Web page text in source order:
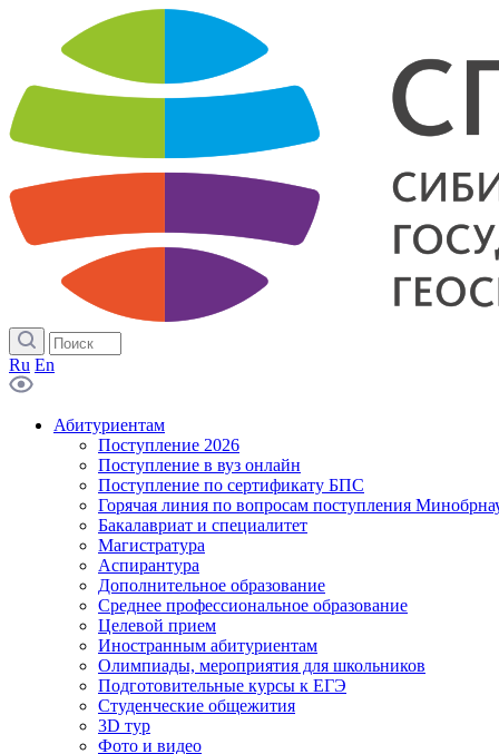
Ru En
Абитуриентам
Поступление 2026
Поступление в вуз онлайн
Поступление по сертификату БПС
Горячая линия по вопросам поступления
Бакалавриат и специалитет
Магистратура
Аспирантура
Дополнительное образование
Среднее профессиональное образование
Целевой прием
Иностранным абитуриентам
Олимпиады, мероприятия для школьников
Подготовительные курсы к ЕГЭ
Студенческие общежития
3D тур
Фото и видео